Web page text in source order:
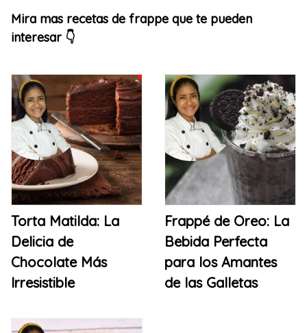
Mira mas recetas de frappe que te pueden
interesar 👇
Torta Matilda: La
Delicia de
Chocolate Más
Irresistible
Frappé de Oreo: La
Bebida Perfecta
para los Amantes
de las Galletas